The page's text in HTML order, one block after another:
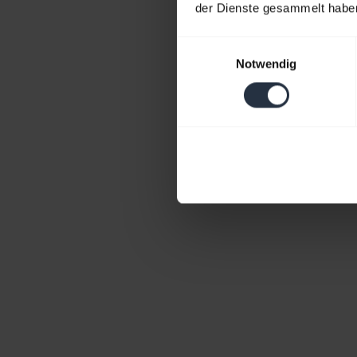
der Dienste gesammelt
Notwendig